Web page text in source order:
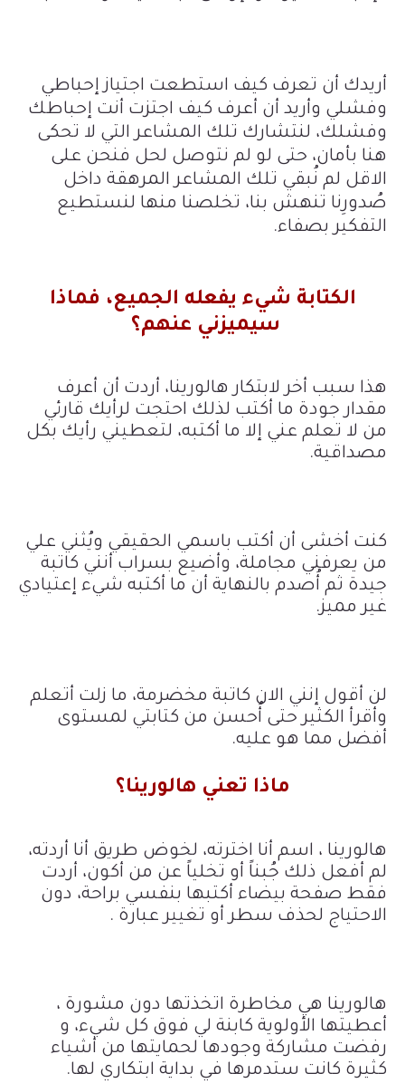
أريدك أن تعرف كيف استطعت اجتياز إحباطي
وفشلي وأريد أن أعرف كيف اجتزت أنت إحباطك
وفشلك، لنتشارك تلك المشاعر التي لا تحكى
هنا بأمان، حتى لو لم نتوصل لحل فنحن على
الاقل لم نُبقي تلك المشاعر المرهقة داخل
صُدورِنا تنهش بنا، تخلصنا منها لنستطيع
التفكير بصفاء.
الكتابة شيء يفعله الجميع، فماذا
سيميزني عنهم؟
هذا سبب أخر لابتكار هالورينا، أردت أن أعرف
مقدار جودة ما أكتب لذلك احتجت لرأيك قارئي
من لا تعلم عني إلا ما أكتبه، لتعطيني رأيك بكل
مصداقية.
كنت أخشى أن أكتب باسمي الحقيقي ويُثني علي
من يعرفني مجاملة، وأضيع بسراب أنني كاتبة
جيدة ثم أُصدم بالنهاية أن ما أكتبه شيء إعتيادي
غير مميز.
لن أقول إنني الان كاتبة مخضرمة، ما زلت أتعلم
وأقرأ الكثير حتى أُحسن من كتابتي لمستوى
أفضل مما هو عليه.
ماذا تعني هالورينا؟
هالورينا ، اسم أنا اخترته، لخوض طريق أنا أردته،
لم أفعل ذلك جُبناً أو تخلياً عن من أكون، أردت
فقط صفحة بيضاء أكتبها بنفسي براحة، دون
الاحتياج لحذف سطر أو تغيير عبارة .
هالورينا هي مخاطرة اتخذتها دون مشورة ،
أعطيتها الأولوية كابنة لي فوق كل شيء، و
رفضت مشاركة وجودها لحمايتها من أشياء
كثيرة كانت ستدمرها في بداية ابتكاري لها.